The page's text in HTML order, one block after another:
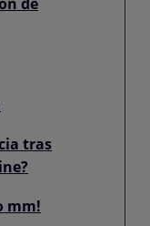
tras
mm!